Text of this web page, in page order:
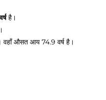
है।
वहाँ औसत आय 74.9 वर्ष है।